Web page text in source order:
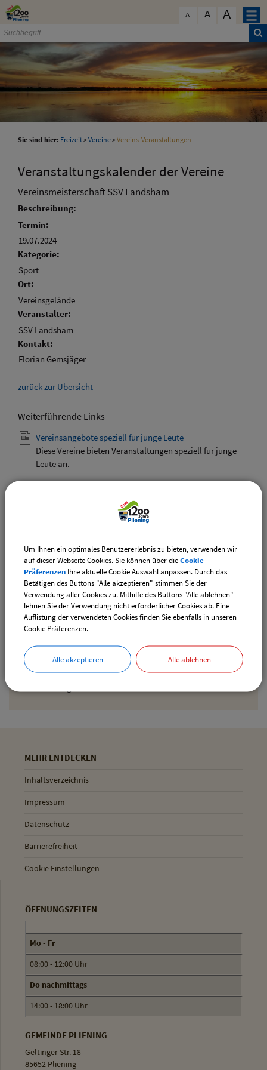
Zum Inhalt
A A A
Gemeinde Pliening
Geltinger Str. 18
Sie sind hier: Freizeit>Vereine>Vereins-Veranstaltungen
Veranstaltungskalender der Vereine
Vereinsmeisterschaft SSV Landsham
Beschreibung:
Termin:
19.07.2024
Kategorie:
Sport
Ort:
Vereinsgelände
Veranstalter:
SSV Landsham
Kontakt:
Florian Gemsjäger
zurück zur Übersicht
Weiterführende Links
Vereinsangebote speziell für junge Leute
Diese Vereine bieten Veranstaltungen speziell für junge
Leute an.
Den gewählten Termin als VCS-Kalenderdatei
Den gewählten Termin als iCal-Kalenderdatei
downloaden
Drucken
MEHR ENTDECKEN
Inhaltsverzeichnis
Impressum
Datenschutz
Barrierefreiheit
Cookie Einstellungen
ÖFFNUNGSZEITEN
Mo - Fr
08:00 - 12:00 Uhr
Do nachmittags
14:00 - 18:00 Uhr
GEMEINDE PLIENING
Geltinger Str. 18
85652 Pliening
Um Ihnen ein optimales Benutzererlebnis zu bieten, verwenden wir
auf dieser Webseite Cookies. Sie können über dieCookie
Präferenzen Ihre aktuelle Cookie Auswahl anpassen. Durch das
Betätigen des Buttons "Alle akzeptieren" stimmen Sie der
Verwendung aller Cookies zu. Mithilfe des Buttons "Alle ablehnen"
lehnen Sie der Verwendung nicht erforderlicher Cookies ab. Eine
Auflistung der verwendeten Cookies finden Sie ebenfalls in unseren
Cookie Präferenzen.
Alle akzeptieren Alle ablehnen
schließen